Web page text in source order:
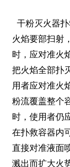
干粉灭火器
火焰要部扫射
时，应对准火
把火焰全部扑
用者应对准火
粉流覆盖整个
时，使用者仍
在扑救容器内
直接对准液面
溅出而扩大火